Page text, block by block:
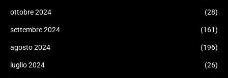
ottobre 2024 (28)
settembre 2024 (161)
agosto 2024 (196)
luglio 2024 (26)